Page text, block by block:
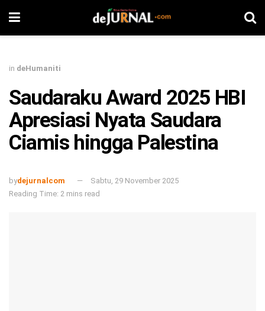
in deHumaniti
Saudaraku Award 2025 HBI
Apresiasi Nyata Saudara
Ciamis hingga Palestina
bydejurnalcom
Sabtu, 29 November 2025
Reading Time: 2 mins read